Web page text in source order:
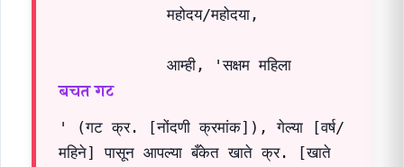
            महोदय/महोदया,
            आम्ही, 'सक्षम महिला
बचत गट
' (गट क्र. [नोंदणी क्रमांक]), गेल्या [वर्ष/
महिने] पासून आपल्या बँकेत खाते क्र. [खाते